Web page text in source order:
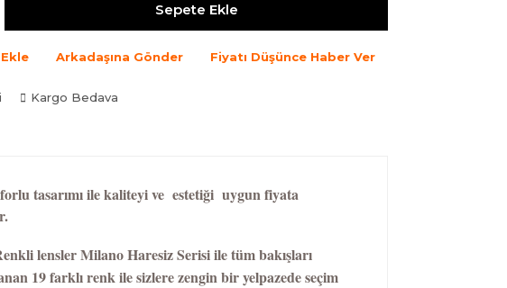
Sepete Ekle
Arkadaşına Gönder Fiyatı Düşünce Haber Ver
Kargo Bedava
tasarımı ile kaliteyi ve estetiği uygun fiyata
lensler Milano Haresiz Serisi ile tüm bakışları
19 farklı renk ile sizlere zengin bir yelpazede seçim